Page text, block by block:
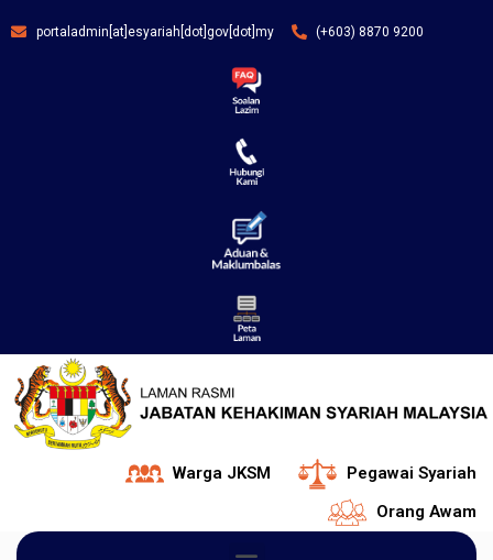
portaladmin[at]esyariah[dot]gov[dot]my (+603) 8870 9200
Warga JKSM
Pegawai Syariah
Orang Awam